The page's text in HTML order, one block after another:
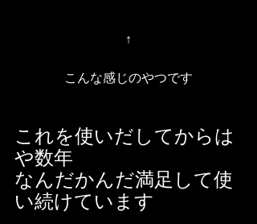
↑
こんな感じのやつです
これを使いだしてからは
や数年
なんだかんだ満足して使
い続けています